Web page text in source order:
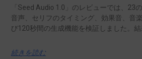
「Seed Audio 1.0」のレビューでは、23
音声、セリフのタイミング、効果音、音
び120秒間の生成機能を検証しました。結
続きを読む